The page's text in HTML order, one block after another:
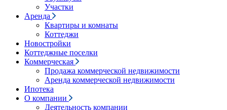
Участки
Аренда
Квартиры и комнаты
Коттеджи
Новостройки
Коттеджные поселки
Коммерческая
Продажа коммерческой недвижимости
Аренда коммерческой недвижимости
Ипотека
О компании
Деятельность компании